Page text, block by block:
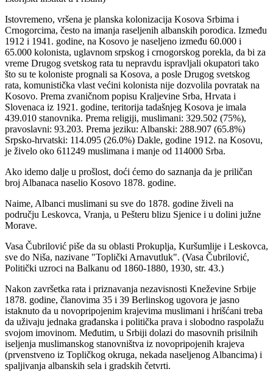
Istovremeno, vršena je planska kolonizacija Kosova Srbima i
Crnogorcima, često na imanja raseljenih albanskih porodica. Između
1912 i 1941. godine, na Kosovo je naseljeno između 60.000 i
65.000 kolonista, uglavnom srpskog i crnogorskog porekla, da bi za
vreme Drugog svetskog rata tu nepravdu ispravljali okupatori tako
što su te koloniste prognali sa Kosova, a posle Drugog svetskog
rata, komunistička vlast većini kolonista nije dozvolila povratak na
Kosovo. Prema zvaničnom popisu Kraljevine Srba, Hrvata i
Slovenaca iz 1921. godine, teritorija tadašnjeg Kosova je imala
439.010 stanovnika. Prema religiji, muslimani: 329.502 (75%),
pravoslavni: 93.203. Prema jeziku: Albanski: 288.907 (65.8%)
Srpsko-hrvatski: 114.095 (26.0%) Dakle, godine 1912. na Kosovu,
je živelo oko 611249 muslimana i manje od 114000 Srba.
Ako idemo dalje u prošlost, doći ćemo do saznanja da je priličan
broj Albanaca naselio Kosovo 1878. godine.
Naime, Albanci muslimani su sve do 1878. godine živeli na
području Leskovca, Vranja, u Pešteru blizu Sjenice i u dolini južne
Morave.
Vasa Čubrilović piše da su oblasti Prokuplja, Kuršumlije i Leskovca,
sve do Niša, nazivane "Toplički Arnavutluk". (Vasa Čubrilović,
Politički uzroci na Balkanu od 1860-1880, 1930, str. 43.)
Nakon završetka rata i priznavanja nezavisnosti Kneževine Srbije
1878. godine, članovima 35 i 39 Berlinskog ugovora je jasno
istaknuto da u novopripojenim krajevima muslimani i hrišćani treba
da uživaju jednaka građanska i politička prava i slobodno raspolažu
svojom imovinom. Međutim, u Srbiji dolazi do masovnih prisilnih
iseljenja muslimanskog stanovništva iz novopripojenih krajeva
(prvenstveno iz Topličkog okruga, nekada naseljenog Albancima) i
spaljivanja albanskih sela i gradskih četvrti.